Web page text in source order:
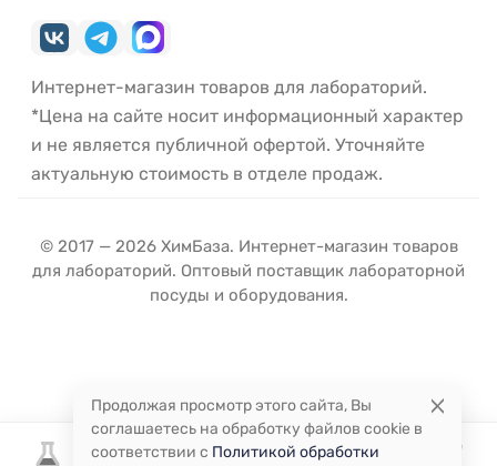
Интернет-магазин товаров для лабораторий.
*Цена на сайте носит информационный характер
и не является публичной офертой. Уточняйте
актуальную стоимость в отделе продаж.
© 2017 — 2026 ХимБаза. Интернет-магазин товаров
для лабораторий. Оптовый поставщик лабораторной
посуды и оборудования.
Продолжая просмотр этого сайта, Вы
соглашаетесь на обработку файлов cookie в
соответствии с Политикой обработки